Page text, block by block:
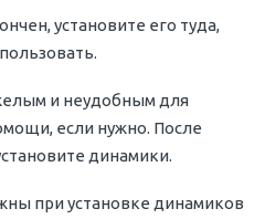
установите его туда,
и неудобным для
если нужно. После
динамики.
при установке динамиков